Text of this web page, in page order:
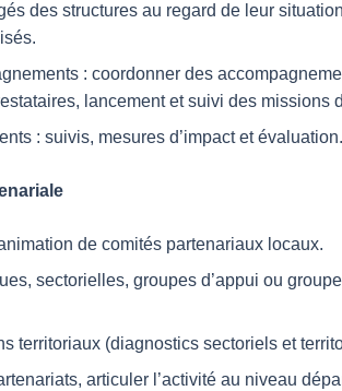
des structures au regard de leur
: coordonner des
lancement et suivi des missions
: suivis, mesures d’impact et évaluation.
de comités partenariaux locaux.
sectorielles, groupes d’appui ou
territoriaux (diagnostics sectoriels et
articuler l’activité au niveau